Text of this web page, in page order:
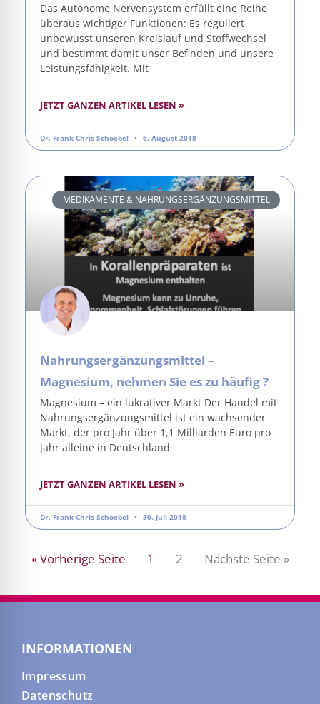
Das Autonome Nervensystem erfüllt eine Reihe
überaus wichtiger Funktionen: Es reguliert
unbewusst unseren Kreislauf und Stoffwechsel
und bestimmt damit unser Befinden und unsere
Leistungsfähigkeit. Mit
JETZT GANZEN ARTIKEL LESEN »
Dr. Frank-Chris Schoebel 6. August 2018
MEDIKAMENTE & NAHRUNGSERGÄNZUNGSMITTEL
Nahrungsergänzungsmittel –
Magnesium, nehmen Sie es zu häufig ?
Magnesium – ein lukrativer Markt Der Handel mit
Nahrungsergänzungsmittel ist ein wachsender
Markt, der pro Jahr über 1,1 Milliarden Euro pro
Jahr alleine in Deutschland
JETZT GANZEN ARTIKEL LESEN »
Dr. Frank-Chris Schoebel 30. Juli 2018
« Vorherige Seite 1 2 Nächste Seite »
INFORMATIONEN
Impressum
Datenschutz